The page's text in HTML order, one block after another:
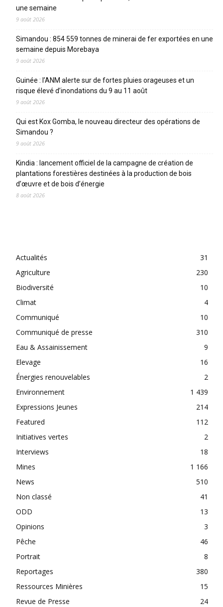
une semaine
9 août 2026
Simandou : 854 559 tonnes de minerai de fer exportées en une
semaine depuis Morebaya
9 août 2026
Guinée : l’ANM alerte sur de fortes pluies orageuses et un
risque élevé d’inondations du 9 au 11 août
9 août 2026
Qui est Kox Gomba, le nouveau directeur des opérations de
Simandou ?
9 août 2026
Kindia : lancement officiel de la campagne de création de
plantations forestières destinées à la production de bois
d’œuvre et de bois d’énergie
8 août 2026
Actualités
31
Agriculture
230
Biodiversité
10
Climat
4
Communiqué
10
Communiqué de presse
310
Eau & Assainissement
9
Elevage
16
Énergies renouvelables
2
Environnement
1 439
Expressions Jeunes
214
Featured
112
Initiatives vertes
2
Interviews
18
Mines
1 166
News
510
Non classé
41
ODD
13
Opinions
3
Pêche
46
Portrait
8
Reportages
380
Ressources Minières
15
Revue de Presse
24